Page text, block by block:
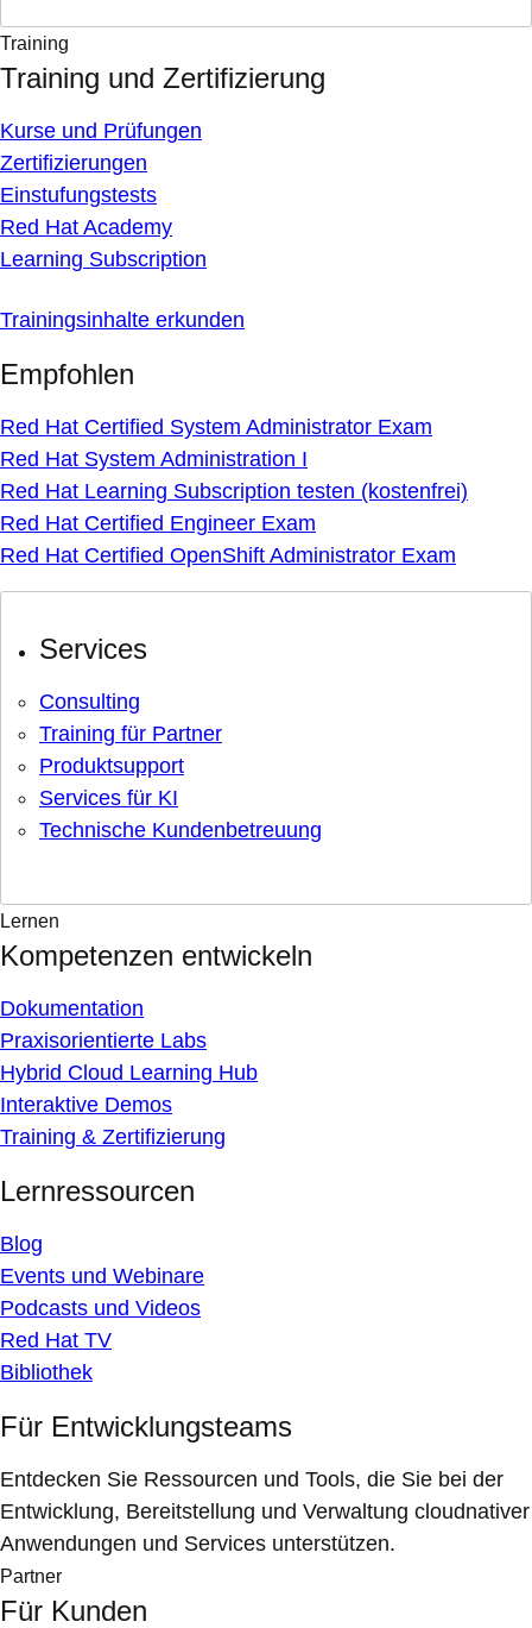
Training
Training und Zertifizierung
Kurse und Prüfungen
Zertifizierungen
Einstufungstests
Red Hat Academy
Learning Subscription
Trainingsinhalte erkunden
Empfohlen
Red Hat Certified System Administrator Exam
Red Hat System Administration I
Red Hat Learning Subscription testen (kostenfrei)
Red Hat Certified Engineer Exam
Red Hat Certified OpenShift Administrator Exam
Services
Consulting
Training für Partner
Produktsupport
Services für KI
Technische Kundenbetreuung
Lernen
Kompetenzen entwickeln
Dokumentation
Praxisorientierte Labs
Hybrid Cloud Learning Hub
Interaktive Demos
Training & Zertifizierung
Lernressourcen
Blog
Events und Webinare
Podcasts und Videos
Red Hat TV
Bibliothek
Für Entwicklungsteams
Entdecken Sie Ressourcen und Tools, die Sie bei der
Entwicklung, Bereitstellung und Verwaltung cloudnativer
Anwendungen und Services unterstützen.
Partner
Für Kunden